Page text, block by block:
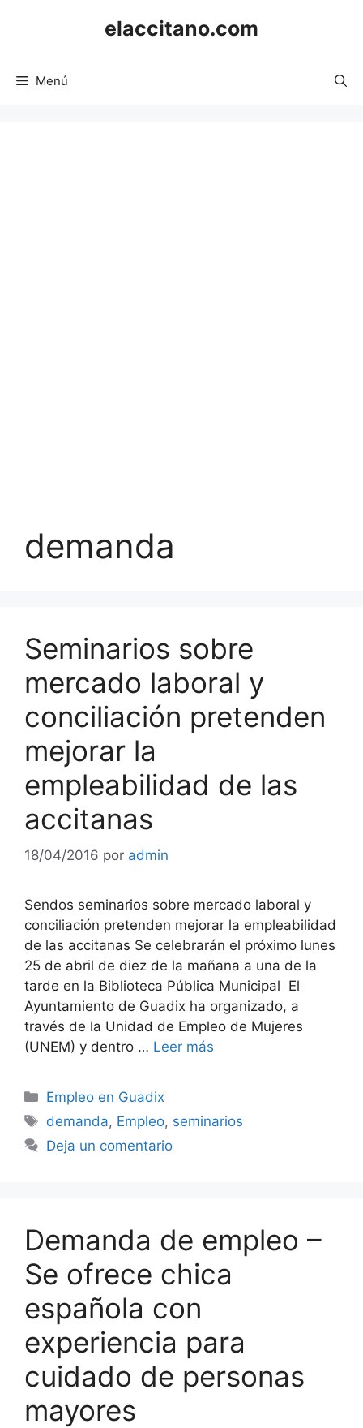
elaccitano.com
Menú
demanda
Seminarios sobre
mercado laboral y
conciliación pretenden
mejorar la
empleabilidad de las
accitanas
18/04/2016 por admin
Sendos seminarios sobre mercado laboral y
conciliación pretenden mejorar la empleabilidad
de las accitanas Se celebrarán el próximo lunes
25 de abril de diez de la mañana a una de la
tarde en la Biblioteca Pública Municipal El
Ayuntamiento de Guadix ha organizado, a
través de la Unidad de Empleo de Mujeres
(UNEM) y dentro … Leer más
Categorías
Empleo en Guadix
Etiquetas
demanda, Empleo, seminarios
Deja un comentario
Demanda de empleo –
Se ofrece chica
española con
experiencia para
cuidado de personas
mayores